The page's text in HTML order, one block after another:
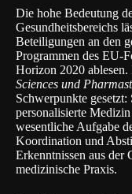
Die hohe Bedeutung
Gesundheitsbereichs
Beteiligungen an den
Programmen des EU-
Horizon 2020
Sciences und
Schwerpunkte
personalisierte
wesentliche Aufgabe
Koordination und
Erkenntnissen aus der
medizinische Praxis.